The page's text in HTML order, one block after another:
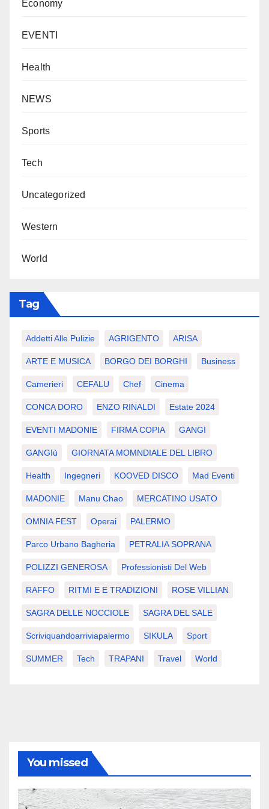
Economy
EVENTI
Health
NEWS
Sports
Tech
Uncategorized
Western
World
Tag
Addetti Alle Pulizie AGRIGENTO ARISA
ARTE E MUSICA BORGO DEI BORGHI Business
Camerieri CEFALU Chef Cinema
CONCA DORO ENZO RINALDI Estate 2024
EVENTI MADONIE FIRMA COPIA GANGI
GANGIù GIORNATA MOMNDIALE DEL LIBRO
Health Ingegneri KOOVED DISCO Mad Eventi
MADONIE Manu Chao MERCATINO USATO
OMNIA FEST Operai PALERMO
Parco Urbano Bagheria PETRALIA SOPRANA
POLIZZI GENEROSA Professionisti Del Web
RAFFO RITMI E E TRADIZIONI ROSE VILLIAN
SAGRA DELLE NOCCIOLE SAGRA DEL SALE
Scriviquandoarriviapalermo SIKULA Sport
SUMMER Tech TRAPANI Travel World
You missed